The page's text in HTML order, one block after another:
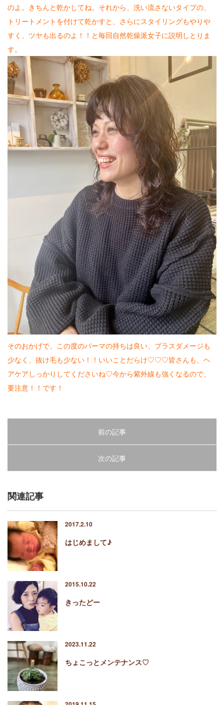
のよ。きちんと乾かしてね。それから、洗い流さないタイプの、
トリートメントを付けて乾かすと、さらにスタイリングもやりや
すく、ツヤも出るのよ！！と毎回自然乾燥派女子に説明しとりま
す。
そのおかげで、この度のパーマの持ちは良い、プラスダメージも
少なく、抜け毛も少ない！！いいことだらけ♡♡♡皆さんも、ヘ
アケアしっかりしてくださいね♡今から紫外線も強くなるので、
要注意！！です！
前の記事
次の記事
関連記事
2017.2.10
はじめまして♪
2015.10.22
きったどー
2023.11.22
ちょこっとメンテナンス♡